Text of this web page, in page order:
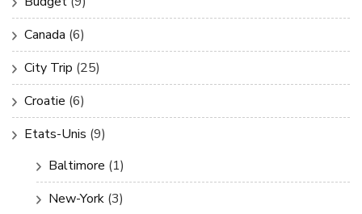
Canada (6)
City Trip (25)
Croatie (6)
Etats-Unis (9)
Baltimore (1)
New-York (3)